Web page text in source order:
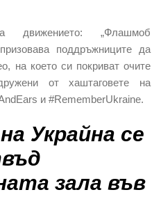
движението: „Флашмоб
поддръжниците да
на което си покриват очите
от хаштаговете на
и #RememberUkraine.
Украйна се
зала във